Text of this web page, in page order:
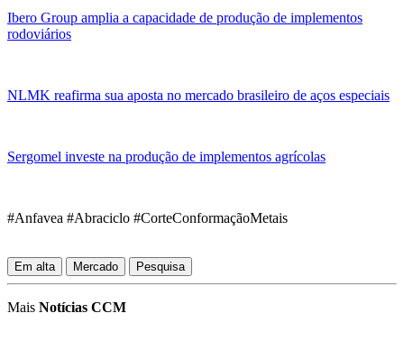
Ibero Group amplia a capacidade de produção de implementos
rodoviários
NLMK reafirma sua aposta no mercado brasileiro de aços especiais
Sergomel investe na produção de implementos agrícolas
#Anfavea #Abraciclo #CorteConformaçãoMetais
Em alta Mercado Pesquisa
Mais Notícias CCM